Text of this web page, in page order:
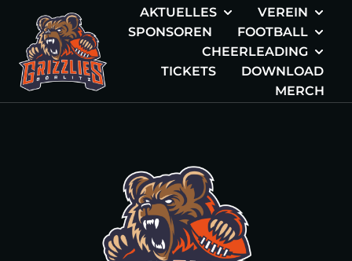
AKTUELLES
VEREIN
SPONSOREN
FOOTBALL
CHEERLEADING
TICKETS
DOWNLOAD
MERCH